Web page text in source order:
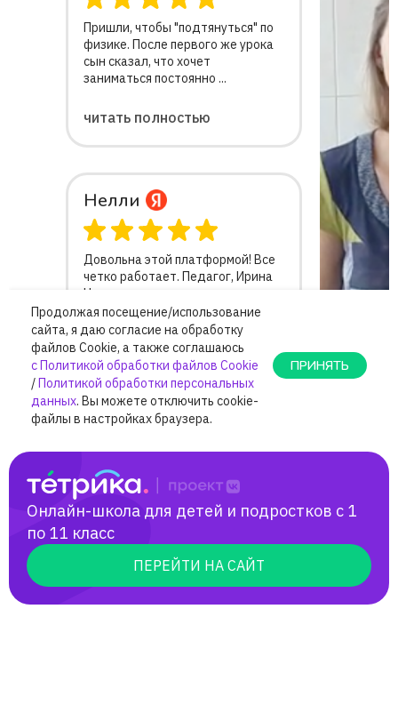
Онлайн-школа для детей и подростков с 1
по 11 класс
ПЕРЕЙТИ НА САЙТ